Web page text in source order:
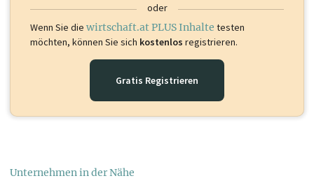
oder
Wenn Sie die wirtschaft.at PLUS Inhalte testen
möchten, können Sie sich kostenlos registrieren.
Gratis Registrieren
Unternehmen in der Nähe